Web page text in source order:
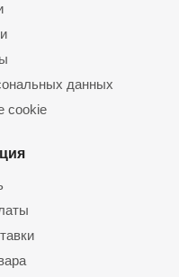
данных
cookie